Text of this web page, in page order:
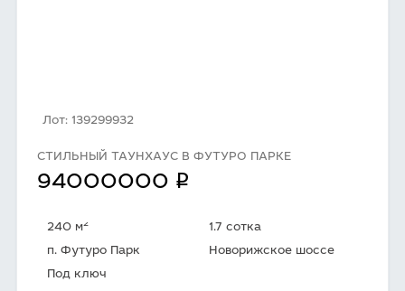
Лот: 139299932
СТИЛЬНЫЙ ТАУНХАУС В ФУТУРО ПАРКЕ
94000000 q
240 м2
1.7 сотка
п. Футуро Парк
Новорижское шоссе
Под ключ